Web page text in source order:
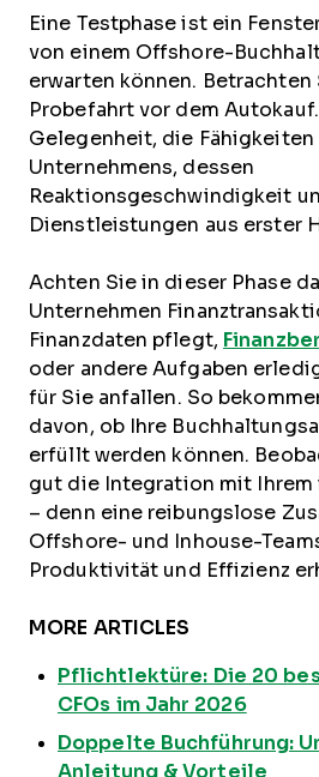
Eine Testphase ist ein
von einem Offshore-
erwarten können. Betrachten
Probefahrt vor dem
Gelegenheit, die Fähigkeiten
Unternehmens, dessen
Reaktionsgeschwindigkeit
Dienstleistungen aus erster
Achten Sie in dieser Phase
Unternehmen
Finanzdaten pflegt,
oder andere Aufgaben
für Sie anfallen. So
davon, ob Ihre
erfüllt werden können.
gut die Integration mit Ihrem
– denn eine reibungslose
Offshore- und Inhouse-
Produktivität und Effizienz
MORE ARTICLES
Pflichtlektüre: Die 20
CFOs im Jahr 2026
Doppelte Buchführung:
Anleitung & Vorteile